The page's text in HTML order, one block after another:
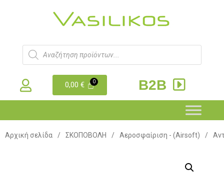
0,00€ B2B
Αρχική σελίδα / ΣΚΟΠΟΒΟΛΗ / Αεροσφαίριση - (Airsoft) /